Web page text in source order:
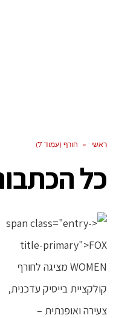
ראשי » חורף (עמוד 7)
כל